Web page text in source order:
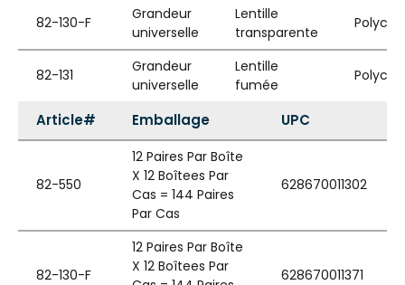
82-130-F
Grandeur
universelle
Lentille
transparente
82-131
Grandeur
universelle
Lentille
fumée
Article# Emballage UPC
82-550
12 Paires Par Boîte
X 12 Boîtees Par
Cas = 144 Paires
Par Cas
628670011302
82-130-F
12 Paires Par Boîte
X 12 Boîtees Par
628670011371